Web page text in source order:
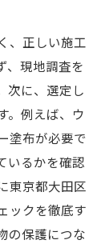
の東京都大
期点検
、正しい施工
、現地調査を
次に、選定し
。例えば、ウ
塗布が必要で
いるかを確認
東京都大田区
ックを徹底す
の保護につな